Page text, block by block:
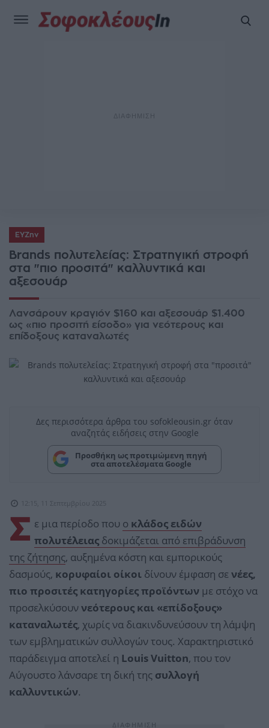
ΕΥΖην
Brands πολυτελείας: Στρατηγική στροφή
στα "πιο προσιτά" καλλυντικά και
αξεσουάρ
Λανσάρουν κραγιόν $160 και αξεσουάρ $1.400
ως «πιο προσιτή είσοδο» για νεότερους και
επίδοξους καταναλωτές
Δες περισσότερα άρθρα του sofokleousin.gr όταν
αναζητάς ειδήσεις στην Google
Προσθήκη ως προτιμώμενη πηγή
στα αποτελέσματα Google
12:15, 11 Σεπτεμβρίου 2025
Σ ε μια περίοδο που ο κλάδος ειδών
πολυτέλειας δοκιμάζεται από επιβράδυνση
της ζήτησης, αυξημένα κόστη και εμπορικούς
δασμούς, κορυφαίοι οίκοι δίνουν έμφαση σε νέες,
πιο προσιτές κατηγορίες προϊόντων με στόχο να
προσελκύσουννεότερους και «επίδοξους»
καταναλωτές, χωρίς να διακινδυνεύσουν τη λάμψη
των εμβληματικών συλλογών τους. Χαρακτηριστικό
παράδειγμα αποτελεί η Louis Vuitton, που τον
Αύγουστο λάνσαρε τη δική της συλλογή
καλλυντικών.